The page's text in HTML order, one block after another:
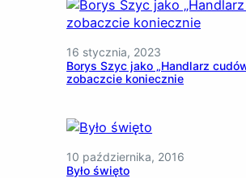
16 stycznia, 2023
Borys Szyc jako „Handlarz
zobaczcie koniecznie
10 października, 2016
Było święto